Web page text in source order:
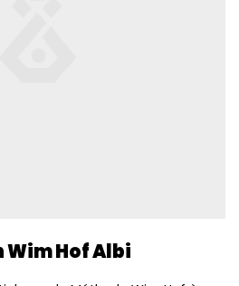
Wim Hof Albi